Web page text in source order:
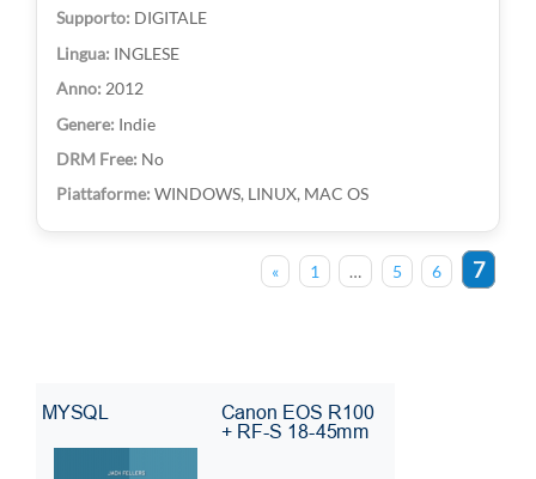
DIGITALE
INGLESE
2012
Indie
No
WINDOWS, LINUX, MAC OS
« 1 … 5 6 7